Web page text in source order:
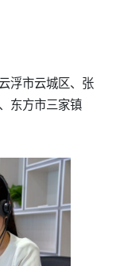
浮市云城区、张
东方市三家镇